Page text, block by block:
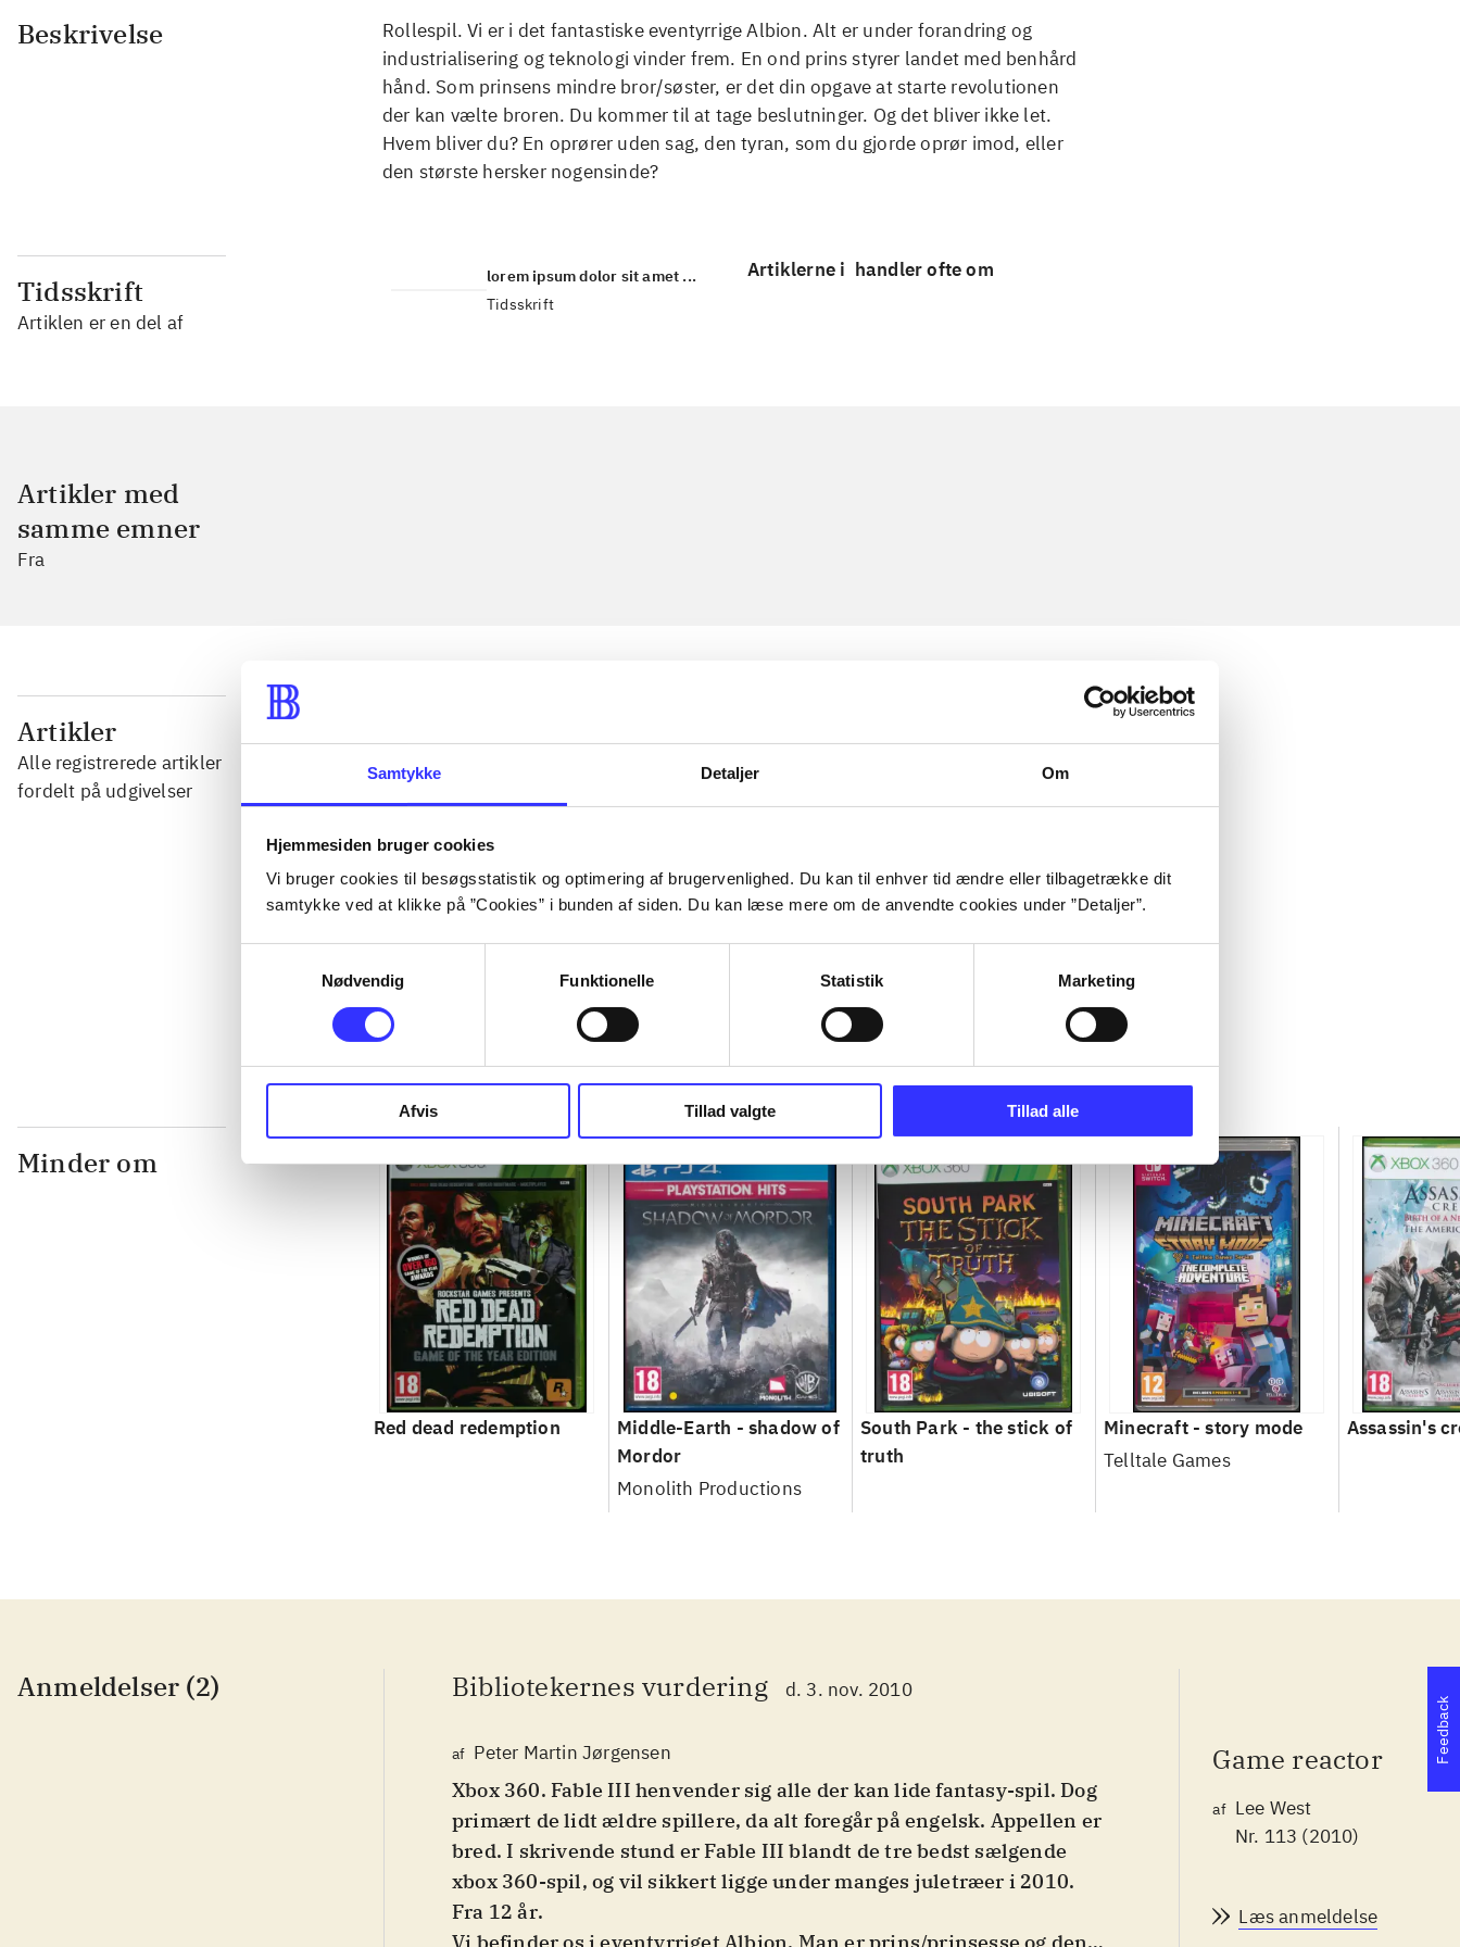
Samtykke Detaljer Om
Hjemmesiden bruger cookies
Vi bruger cookies til besøgsstatistik og optimering af brugervenlighed. Du kan til enhver tid ændre eller tilbagetrække dit
samtykke ved at klikke på ”Cookies” i bunden af siden. Du kan læse mere om de anvendte cookies under ”Detaljer”.
Nødvendig
Funktionelle Statistik Marketing
Afvis Tillad valgte Tillad alle
Beskrivelse
Rollespil. Vi er i det fantastiske eventyrrige Albion. Alt er under forandring og
industrialisering og teknologi vinder frem. En ond prins styrer landet med benhård
hånd. Som prinsens mindre bror/søster, er det din opgave at starte revolutionen
der kan vælte broren. Du kommer til at tage beslutninger. Og det bliver ikke let.
Hvem bliver du? En oprører uden sag, den tyran, som du gjorde oprør imod, eller
den største hersker nogensinde?
Tidsskrift
Artiklen er en del af
lorem ipsum dolor sit amet ...
Tidsskrift
Artiklerne i handler ofte om
Artikler med
samme emner
Fra
Artikler
Alle registrerede artikler
fordelt på udgivelser
...
Minder om
Red dead redemption
Middle-Earth - shadow of
Mordor
Monolith Productions
South Park - the stick of
truth
Minecraft - story mode
Telltale Games
Assassin's
Anmeldelser (2) Bibliotekernes vurdering d. 3. nov. 2010
af Peter Martin Jørgensen
Xbox 360. Fable III henvender sig alle der kan lide fantasy-spil. Dog
primært de lidt ældre spillere, da alt foregår på engelsk. Appellen er
bred. I skrivende stund er Fable III blandt de tre bedst sælgende
xbox 360-spil, og vil sikkert ligge under manges juletræer i 2010.
Fra 12 år.
Game reactor
af Lee West
Nr. 113 (2010)
Læs anmeldelse
Feedback